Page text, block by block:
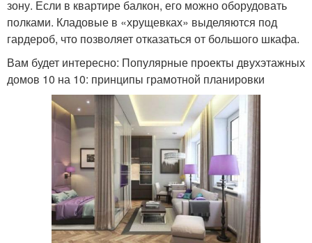
зону. Если в квартире балкон, его можно оборудовать
полками. Кладовые в «хрущевках» выделяются под
гардероб, что позволяет отказаться от большого шкафа.
Вам будет интересно: Популярные проекты двухэтажных
домов 10 на 10: принципы грамотной планировки